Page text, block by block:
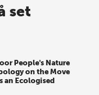
kryds i kalenderen
set
People's Nature
on the Move
an Ecologised